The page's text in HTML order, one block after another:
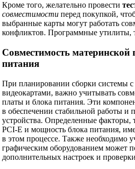
Кроме того, желательно провести
совместимости перед покупкой,
выбранные карты могут работать
конфликтов. Программные утилиты,
Совместимость
питания
При планировании сборки системы с
видеокартами, важно учитывать
платы и блока питания. Эти
в обеспечении стабильной работы и
устройства. Определенные факторы,
PCI-E и мощность блока питания,
в этом процессе. Также необходимо
графическим оборудованием может
дополнительных настроек и